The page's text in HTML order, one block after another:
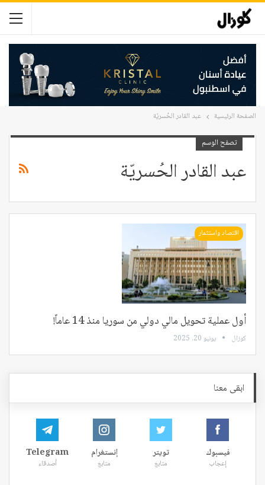
الصفحة الرئيسية عبد القادر الحُسريّة
تصفح الوسم
عبد القادر الحُسريّة
اقتصاد واستثمار
أول عملية تحويل مالي دولي من سوريا منذ 14 عاماً!
كوزال يونيو 20, 2025
ابقى معنا
فيسبوك
إعجاب
تويتر
متابع
إنستغرام
متابع
Telegram
أصدقاء